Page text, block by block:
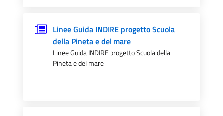
Linee Guida INDIRE progetto Scuola
della Pineta e del mare
Linee Guida INDIRE progetto Scuola della
Pineta e del mare